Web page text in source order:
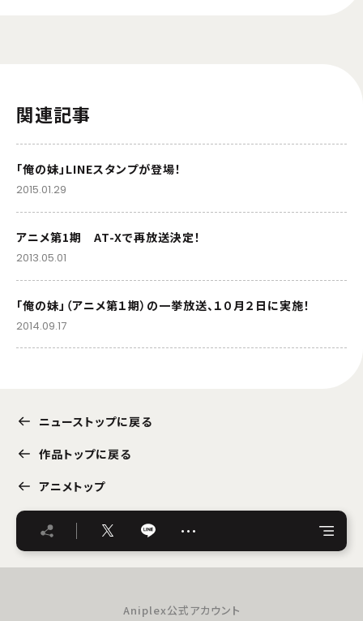
関連記事
「俺の妹」LINEスタンプが登場！
2015.01.29
アニメ第1期 AT-Xで再放送決定！
2013.05.01
「俺の妹」（アニメ第１期）の一挙放送、１０月２日に実施！
2014.09.17
ニューストップに戻る
作品トップに戻る
アニメトップ
…
Aniplex公式アカウント